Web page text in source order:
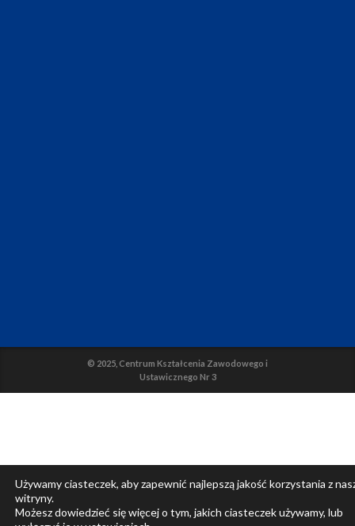
© 2025, Centrum Kształcenia Zawodowego i
Ustawicznego Nr 3
Używamy ciasteczek, aby zapewnić najlepszą jakość korzystania z
witryny.
Możesz dowiedzieć się więcej o tym, jakich ciasteczek używamy, lub